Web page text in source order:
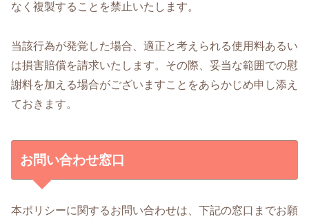
なく複製することを禁止いたします。
当該行為が発覚した場合、適正と考えられる使用料あるい
は損害賠償を請求いたします。その際、妥当な範囲での慰
謝料を加える場合がございますことをあらかじめ申し添え
ておきます。
お問い合わせ窓口
本ポリシーに関するお問い合わせは、下記の窓口までお願